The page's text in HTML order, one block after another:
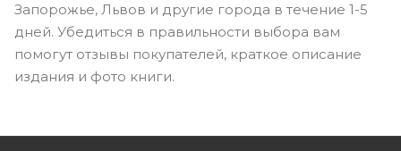
Запорожье, Львов и другие города в течение 1-5
дней. Убедиться в правильности выбора вам
помогут отзывы покупателей, краткое описание
издания и фото книги.